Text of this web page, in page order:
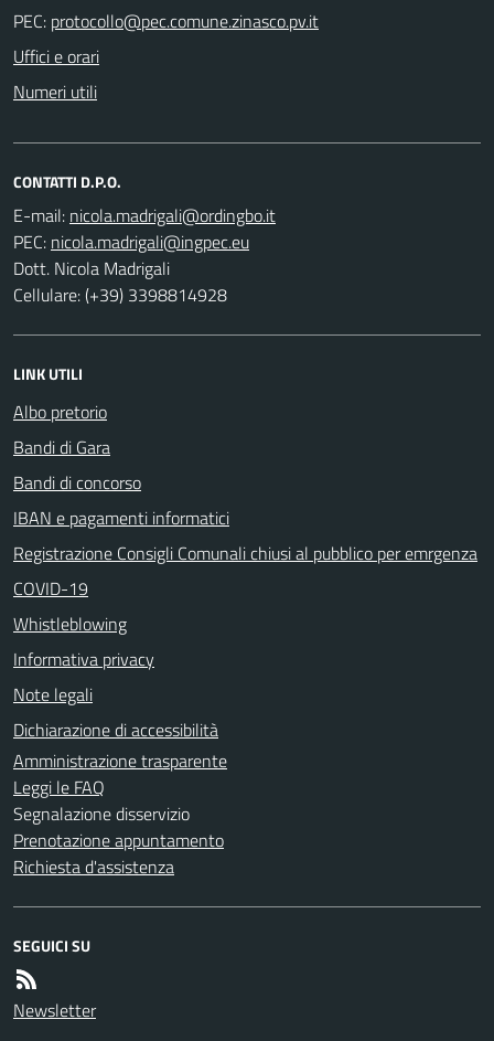
PEC:
Uffici e orari
Numeri utili
CONTATTI D.P.O.
E-mail:
PEC:
Dott. Nicola Madrigali
Cellulare: (+39) 3398814928
LINK UTILI
Albo pretorio
Bandi di Gara
Bandi di concorso
IBAN e pagamenti informatici
Registrazione Consigli Comunali chiusi al pubblico per emrgenza
COVID-19
Whistleblowing
Informativa privacy
Note legali
Dichiarazione di accessibilità
Amministrazione trasparente
Leggi le FAQ
Segnalazione disservizio
Prenotazione appuntamento
Richiesta d'assistenza
SEGUICI SU
Newsletter